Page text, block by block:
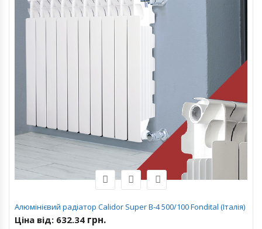
Алюмінієвий радіатор Calidor Super B-4 500/100 Fondital (Італія)
Ціна від: 632.34 грн.